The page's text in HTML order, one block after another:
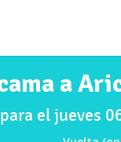
a
el jueves